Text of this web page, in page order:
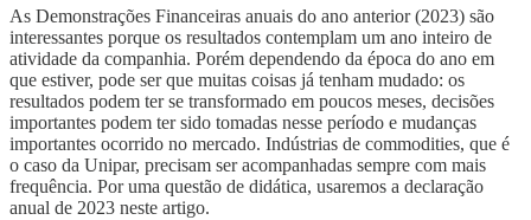
As Demonstrações Financeiras anuais do ano anterior (2023) são
interessantes porque os resultados contemplam um ano inteiro de
atividade da companhia. Porém dependendo da época do ano em
que estiver, pode ser que muitas coisas já tenham mudado: os
resultados podem ter se transformado em poucos meses, decisões
importantes podem ter sido tomadas nesse período e mudanças
importantes ocorrido no mercado. Indústrias de commodities, que é
o caso da Unipar, precisam ser acompanhadas sempre com mais
frequência. Por uma questão de didática, usaremos a declaração
anual de 2023 neste artigo.